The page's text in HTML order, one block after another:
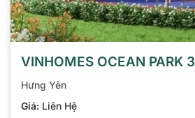
VINHOMES OCEAN PARK 3
Hưng Yên
Giá:Liên Hệ